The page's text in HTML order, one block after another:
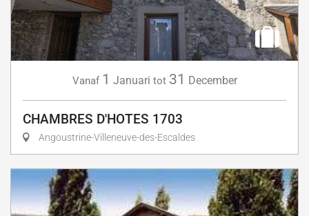
Vanaf 1 Januari tot 31 December
CHAMBRES D'HOTES 1703
Angoustrine-Villeneuve-des-Escaldes